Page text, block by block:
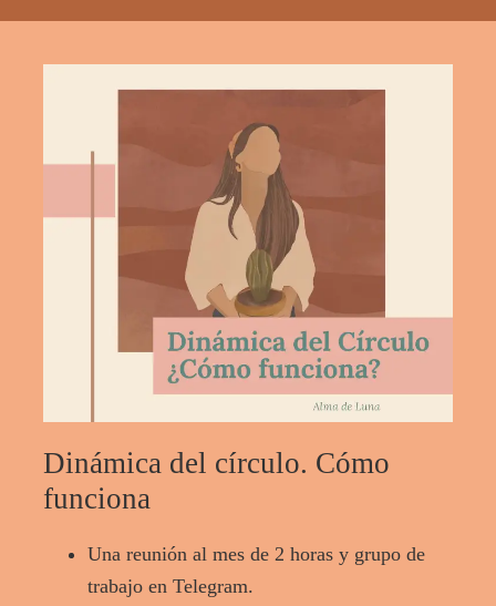
Dinámica del círculo. Cómo
funciona
Una reunión al mes de 2 horas y grupo de
trabajo en Telegram.